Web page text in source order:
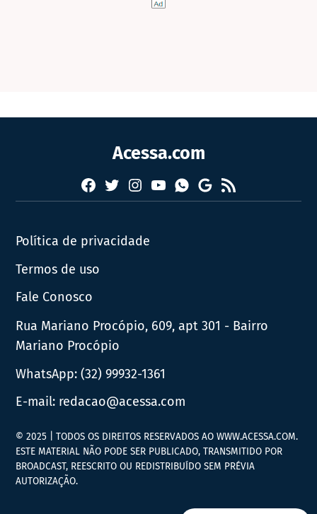
Acessa.com
Facebook
TwitterInstagram
YouTubeWhatsapp
Google
News
RSS
Política de privacidade
Termos de uso
Fale Conosco
Rua Mariano Procópio, 609, apt 301 - Bairro
Mariano Procópio
WhatsApp:(32) 99932-1361
E-mail: redacao@acessa.com
© 2025 | TODOS OS DIREITOS RESERVADOS AO WWW.ACESSA.COM.
ESTE MATERIAL NÃO PODE SER PUBLICADO, TRANSMITIDO POR
BROADCAST, REESCRITO OU REDISTRIBUÍDO SEM PRÉVIA
AUTORIZAÇÃO.